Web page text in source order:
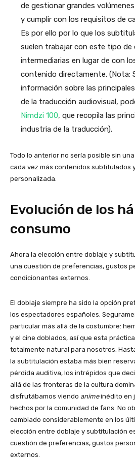
de gestionar grandes
y cumplir con los requisitos de
Es por ello por lo que los
suelen trabajar con este tipo de
intermediarias en lugar de con
contenido directamente. (Nota:
información sobre las
de la traducción audiovisual,
Nimdzi 100, que recopila las
industria de la traducción).
Todo lo anterior no sería posible sin
cada vez más contenidos subtitulados
personalizada.
Evolución de los
consumo
Ahora la elección entre doblaje y
una cuestión de preferencias, gustos
condicionantes externos.
El doblaje siempre ha sido la opción
los espectadores españoles.
particular más allá de la costumbre:
y el cine doblados, así que esta
totalmente natural para nosotros.
la subtitulación estaba más bien
pérdida auditiva, los intrépidos que
allá de las fronteras de la cultura
disfrutábamos viendo animeinédito en
hechos por la comunidad de fans. No
cambiado considerablemente en los
elección entre doblaje y subtitulación
cuestión de preferencias, gustos
externos.